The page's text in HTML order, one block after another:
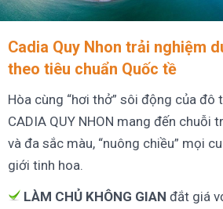
Cadia Quy Nhon trải nghiệm
theo tiêu chuẩn Quốc tề
Hòa cùng “hơi thở” sôi động của đô
CADIA QUY NHON mang đến chuỗi
và đa sắc màu, “nuông chiều” mọi
giới tinh hoa.
LÀM CHỦ KHÔNG GIAN đắt giá